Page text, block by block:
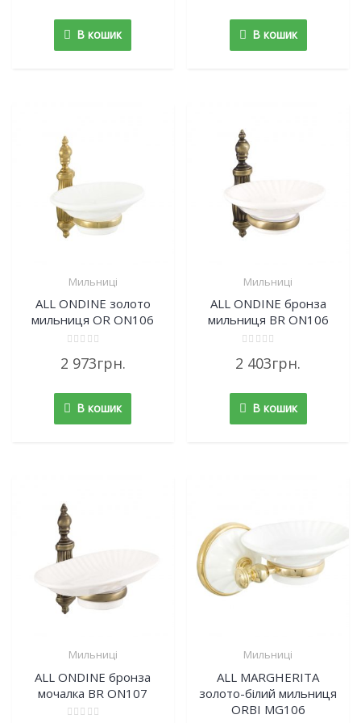
5
В кошик
5
В кошик
Мильниці
ALL ONDINE золото
мильниця OR ON106
0
out
5
2 973грн.
В кошик
Мильниці
ALL ONDINE бронза
мильниця BR ON106
0
out
5
2 403грн.
В кошик
Мильниці
ALL ONDINE бронза
мочалка BR ON107
Мильниці
ALL MARGHERITA
золото-білий мильниця
ORBI MG106